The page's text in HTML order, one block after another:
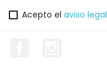
Acepto el aviso